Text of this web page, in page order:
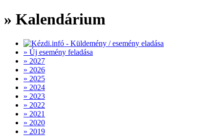
» Kalendárium
» Új esemény feladása
» 2027
» 2026
» 2025
» 2024
» 2023
» 2022
» 2021
» 2020
» 2019